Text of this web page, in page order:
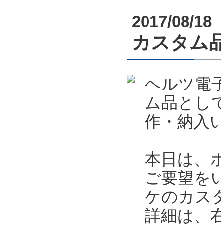
2017/08/18
カスタム
ヘルツ電
ム品とし
作・納入
本日は、
ご要望を
ケのカス
詳細は、